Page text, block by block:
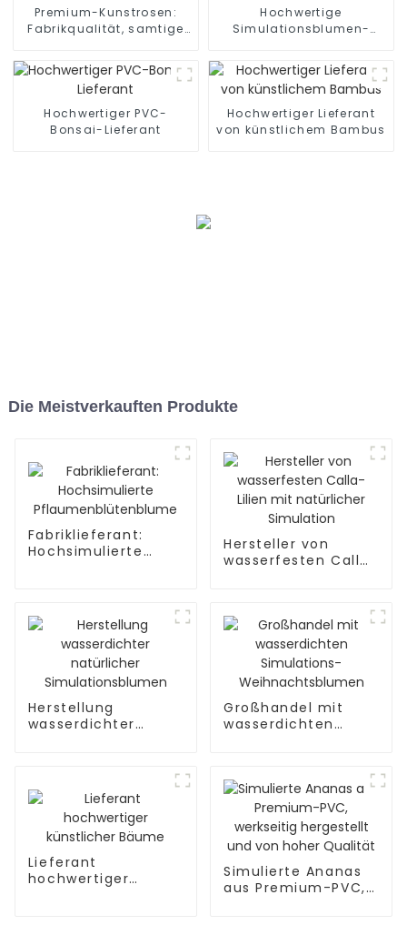
Premium-Kunstrosen:
Fabrikqualität, samtige
Hochwertige
Simulationsblumen-
Fabrikherstellung
Hochwertiger PVC-
Bonsai-Lieferant
Hochwertiger Lieferant
von künstlichem Bambus
Die Meistverkauften Produkte
Fabriklieferant:
Hochsimulierte
Hersteller von
wasserfesten Calla-
Herstellung
wasserdichter
Großhandel mit
wasserdichten
Lieferant
hochwertiger
Simulierte Ananas
aus Premium-PVC,